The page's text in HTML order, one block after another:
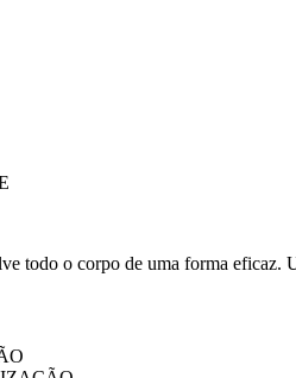
todo o corpo de uma forma eficaz.